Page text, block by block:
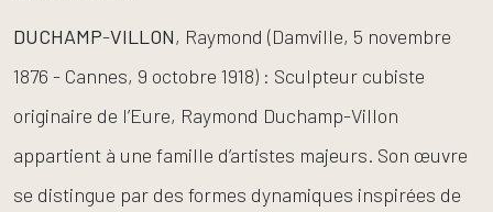
DUCHAMP-VILLON, Raymond (Damville, 5 novembre
1876 - Cannes, 9 octobre 1918) : Sculpteur cubiste
originaire de l’Eure, Raymond Duchamp-Villon
appartient à une famille d’artistes majeurs. Son œuvre
se distingue par des formes dynamiques inspirées de